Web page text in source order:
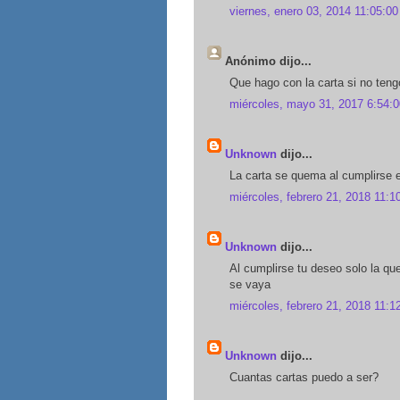
viernes, enero 03, 2014
Anónimo dijo...
Que hago con la carta si no
miércoles, mayo 31, 2017
Unknown dijo...
La carta se quema al cumplirse
miércoles, febrero 21, 2018
Unknown dijo...
Al cumplirse tu deseo solo la
se vaya
miércoles, febrero 21, 2018
Unknown dijo...
Cuantas cartas puedo a ser?